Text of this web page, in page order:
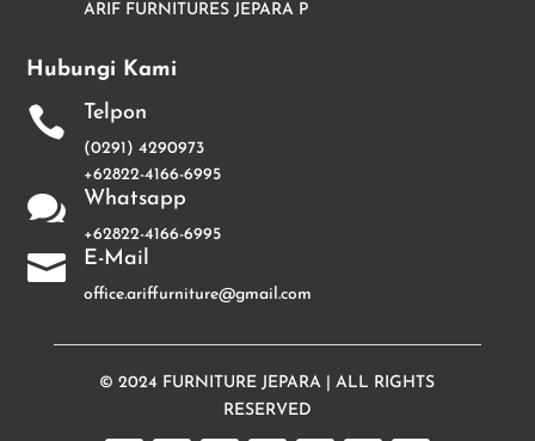
ARIF FURNITURES JEPARA P
Hubungi Kami
 Telpon
(0291) 4290973
+62822-4166-6995
 Whatsapp
+62822-4166-6995
 E-Mail
office.ariffurniture@gmail.com
© 2024 FURNITURE JEPARA | ALL RIGHTS
RESERVED